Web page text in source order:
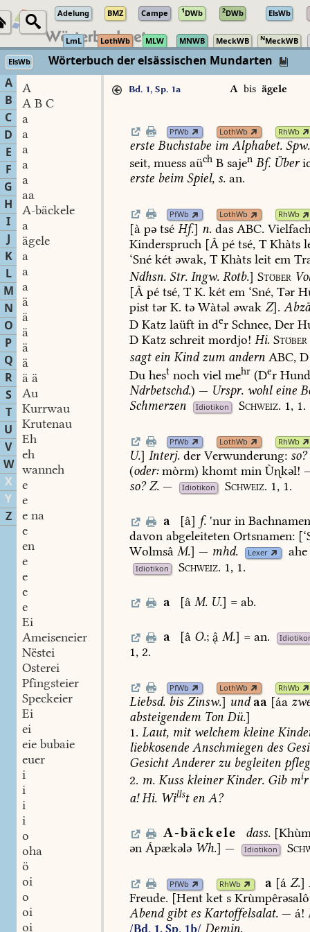
Adelung BMZ Campe 1DWb 2DWb ElsWb
LmL LothWb MLW MNWB MeckWB NMeckWB
ElsWb
Wörterbuch der elsässischen Mundarten
A
B
C
D
E
F
G
H
I
J
K
L
M
N
O
P
Q
R
S
T
U
V
W
X
Y
Z
A
A B C
a
a
a
a
a
aa
A-bäckele
a
ägele
a
a
a
ä
ä
ä
ä
ä
ä ä
Au
Kurrwau
Krutenau
Eh
eh
wanneh
e
e
e na
e
en
e
e
e
e
Ei
Ameiseneier
Nëstei
Osterei
Pfingsteier
Speckeier
Ei
ei
eie bubaie
euer
i
i
i
i
o
oha
ö
oi
o
oi
oi
Bd. 1, Sp. 1a Abis ägele
PfWb LothWb RhWb
erste Buchstabe im Alphabet. Spw.
seit, muess aüch B sajen Bf. Über
erste beim Spiel, s. an.
PfWb LothWb RhWb
[à pə tsé Hf.] n. das ABC.
Kinderspruch [Â pé tsé, TKhàts
‘Sné két əwak, TKhàts leit em
Ndhsn. Str. Ingw. Rotb.] Stöber
[Â pé tsé, TK. két em ‘Sné, Tər
pist tər K. tə Wàtəl əwak Z].
D Katz laüft in der Schnee, Der
D Katz schreit mordjo! Hi. Stöber
sagtein Kindzum andern ABC, D
Du hest noch viel mehr (Der
Ndrbetschd.) — Urspr. wohleine
Schmerzen
Idiotikon Schweiz. 1,1.
PfWb LothWb RhWb
U.] Interj. der Verwunderung: so?
(oder:mòrm) khomt min Ùkəl!
so? Z. — Idiotikon Schweiz. 1,1.
a [â] f. 'nurinBachnamen
davon abgeleiteten Ortsnamen:
Wolmsâ M.] — mhd. Lexer ahe
Idiotikon Schweiz. 1,1.
a [â M.U.] =ab.
a [â O.; M.] =an.
1, 2.
PfWb LothWb RhWb
Liebsd. bis Zinsw.] und aa [áa
absteigendem Ton Dü.]
1. Laut, mitwelchem kleine
liebkosende Anschmiegen des
GesichtAndererzu begleiten
2. m. Kuss kleinerKinder. Gibmir
a! Hi. Willsten A?
A-bäckele dass.
ən Ápækələ Wh.] — Idiotikon
PfWb RhWb a [á Z.]
Freude. [Hent ket s
Abendgibtes Kartoffelsalat. — á!
/Bd. 1, Sp. 1b/ Demin.